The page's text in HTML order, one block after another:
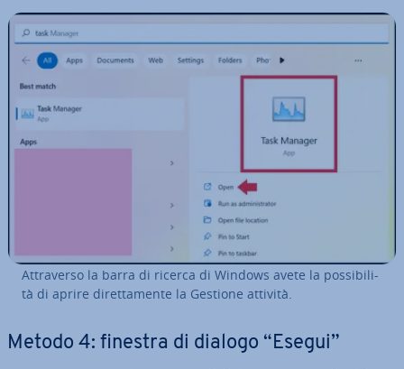
At­tra­ver­so la barra di ricerca di Windows avete la pos­si­bi­li­
tà di aprire di­ret­ta­men­te la Gestione attività.
Metodo 4: finestra di dialogo “Esegui”